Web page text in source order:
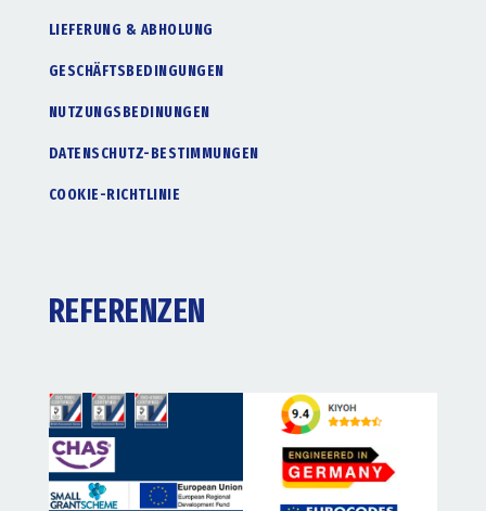
LIEFERUNG & ABHOLUNG
GESCHÄFTSBEDINGUNGEN
NUTZUNGSBEDINUNGEN
DATENSCHUTZ-BESTIMMUNGEN
COOKIE-RICHTLINIE
REFERENZEN